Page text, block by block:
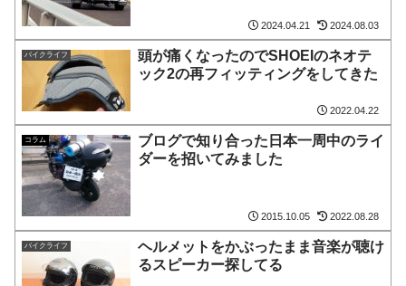
2024.04.21 2024.08.03
バイクライフ
頭が痛くなったのでSHOEIのネオテ
ック2の再フィッティングをしてきた
2022.04.22
コラム
ブログで知り合った日本一周中のライ
ダーを招いてみました
2015.10.05 2022.08.28
バイクライフ
ヘルメットをかぶったまま音楽が聴け
るスピーカー探してる